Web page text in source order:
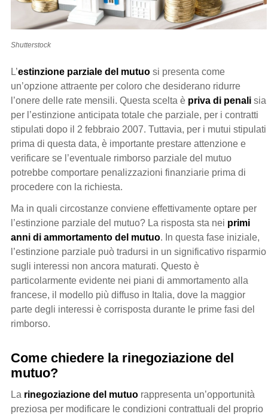
Shutterstock
L’estinzione parziale del mutuo si presenta come
un’opzione attraente per coloro che desiderano ridurre
l’onere delle rate mensili. Questa scelta è priva di penali sia
per l’estinzione anticipata totale che parziale, per i contratti
stipulati dopo il 2 febbraio 2007. Tuttavia, per i mutui stipulati
prima di questa data, è importante prestare attenzione e
verificare se l’eventuale rimborso parziale del mutuo
potrebbe comportare penalizzazioni finanziarie prima di
procedere con la richiesta.
Ma in quali circostanze conviene effettivamente optare per
l’estinzione parziale del mutuo? La risposta sta nei primi
anni di ammortamento del mutuo. In questa fase iniziale,
l’estinzione parziale può tradursi in un significativo risparmio
sugli interessi non ancora maturati. Questo è
particolarmente evidente nei piani di ammortamento alla
francese, il modello più diffuso in Italia, dove la maggior
parte degli interessi è corrisposta durante le prime fasi del
rimborso.
Come chiedere la rinegoziazione del
mutuo?
La rinegoziazione del mutuo rappresenta un’opportunità
preziosa per modificare le condizioni contrattuali del proprio